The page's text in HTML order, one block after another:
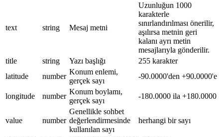
text string Mesaj metni
Uzunluğun 1000
karakterle
sınırlandırılması önerilir,
aşılırsa metnin geri
kalanı ayrı metin
mesajlarıyla gönderilir.
title
string Yazı başlığı
255 karakter
latitude
number
Konum enlemi,
gerçek sayı
-90.0000'den +90.0000'e
longitude number
Konum boylamı,
gerçek sayı
-180.0000 ila +180.0000
value number
Genellikle sohbet
değerlendirmesinde
kullanılan sayı
herhangi bir sayı